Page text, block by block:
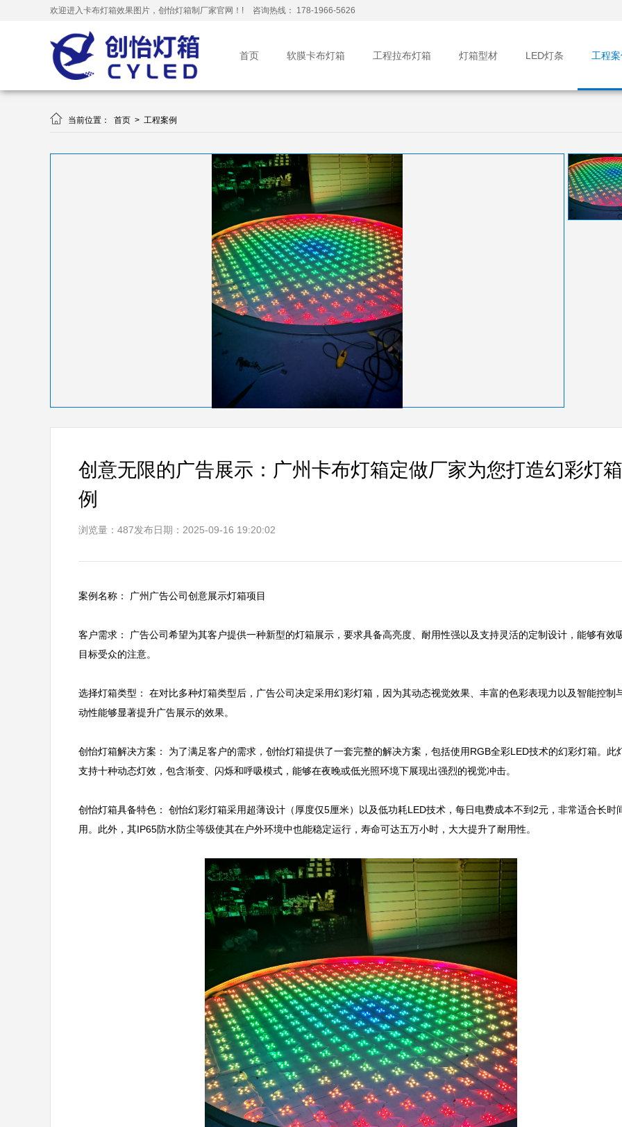
欢迎进入卡布灯箱效果图片，创怡灯箱制厂家官网！! 咨询热线： 178-1966-5626
首页 软膜卡布灯箱 工程拉布灯箱 灯箱型材 LED灯条 工程
 当前位置： 首页 > 工程案例
创意无限的广告展示：广州卡布灯箱定做厂家为您打造幻彩灯
例
浏览量：487发布日期：2025-09-16 19:20:02
案例名称： 广州广告公司创意展示灯箱项目
客户需求： 广告公司希望为其客户提供一种新型的灯箱展示，要求具备高亮度、耐用性强以及支持灵活的定制设计，能够有效
目标受众的注意。
选择灯箱类型： 在对比多种灯箱类型后，广告公司决定采用幻彩灯箱，因为其动态视觉效果、丰富的色彩表现力以及智能控制
动性能够显著提升广告展示的效果。
创怡灯箱解决方案： 为了满足客户的需求，创怡灯箱提供了一套完整的解决方案，包括使用RGB全彩LED技术的幻彩灯箱。此
支持十种动态灯效，包含渐变、闪烁和呼吸模式，能够在夜晚或低光照环境下展现出强烈的视觉冲击。
创怡灯箱具备特色： 创怡幻彩灯箱采用超薄设计（厚度仅5厘米）以及低功耗LED技术，每日电费成本不到2元，非常适合长时
用。此外，其IP65防水防尘等级使其在户外环境中也能稳定运行，寿命可达五万小时，大大提升了耐用性。